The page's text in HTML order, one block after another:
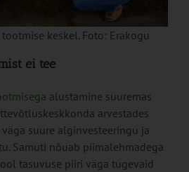
keskel. Foto: Erakogu
ei tee
alustamine suuremas
arvestades
suure alginvesteeringu ja
Samuti nõuab piimalehmadega
tasuvuse piiri väga tugevaid